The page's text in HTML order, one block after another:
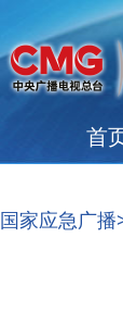
首
国家应急广播